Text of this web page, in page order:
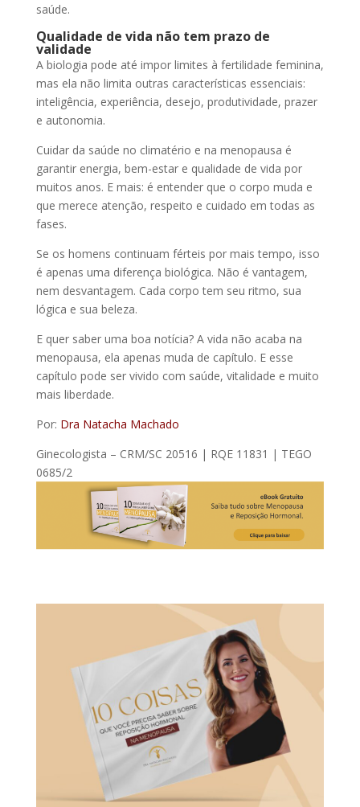
saúde.
Qualidade de vida não tem prazo de
validade
A biologia pode até impor limites à fertilidade feminina,
mas ela não limita outras características essenciais:
inteligência, experiência, desejo, produtividade, prazer
e autonomia.
Cuidar da saúde no climatério e na menopausa é
garantir energia, bem-estar e qualidade de vida por
muitos anos. E mais: é entender que o corpo muda e
que merece atenção, respeito e cuidado em todas as
fases.
Se os homens continuam férteis por mais tempo, isso
é apenas uma diferença biológica. Não é vantagem,
nem desvantagem. Cada corpo tem seu ritmo, sua
lógica e sua beleza.
E quer saber uma boa notícia? A vida não acaba na
menopausa, ela apenas muda de capítulo. E esse
capítulo pode ser vivido com saúde, vitalidade e muito
mais liberdade.
Por: Dra Natacha Machado
Ginecologista – CRM/SC 20516 | RQE 11831 | TEGO
0685/2